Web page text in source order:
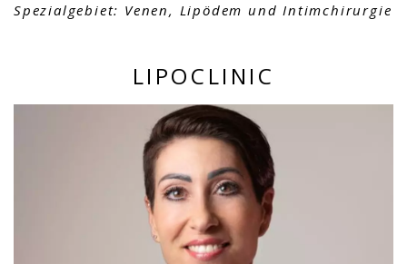
Spezialgebiet: Venen, Lipödem und Intimchirurgie
LIPOCLINIC